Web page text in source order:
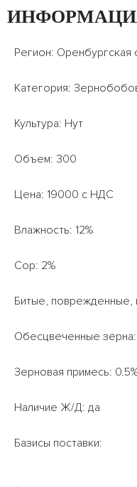
Регион: Оренбургская
Категория:
Культура: Нут
Объем: 300
Цена: 19000 с НДС
Влажность: 12%
Сор: 2%
Битые, поврежденные,
Обесцвеченные зёрна:
Зерновая примесь:
Наличие Ж/Д: да
Базисы поставки: